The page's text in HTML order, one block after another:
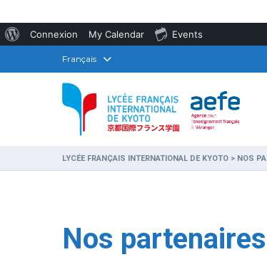
WordPress
Connexion My Calendar Events
Français
LYCÉE FRANÇAIS INTERNATIONAL DE KYOTO > NOS
Nos